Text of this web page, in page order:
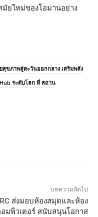
ยใหม่ของโอมานอย่าง
สุขภาพสู่ตะวันออกกลาง เสริมพลัง
ระดับโลก ที่ สถาน
บทความถัดไป
ส่งมอบห้องสมุดและห้อง
มพิวเตอร์ สนับสนุนโอกาส